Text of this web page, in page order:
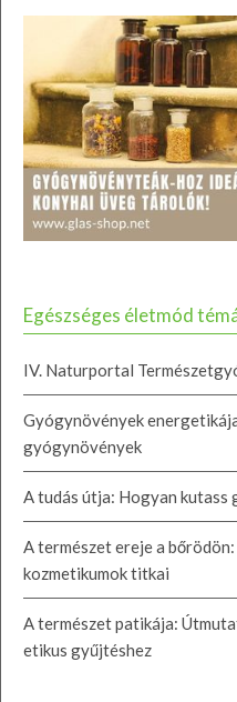
Egészséges életmód
IV. Naturportal
Gyógynövények
gyógynövények
A tudás útja: Hogyan kutass
A természet ereje a
kozmetikumok titkai
A természet patikája:
etikus gyűjtéshez